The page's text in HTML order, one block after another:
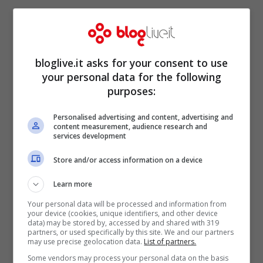
della macchina fotografica che aveva
appunto abbagliato il cantante alla guida
Ora però, a distanza di due anni, il
bloglive.it asks for your consent to use
your personal data for the following
purposes:
Personalised advertising and content, advertising and
content measurement, audience research and
services development
Store and/or access information on a device
Learn more
Your personal data will be processed and information from
your device (cookies, unique identifiers, and other device
data) may be stored by, accessed by and shared with 319
partners, or used specifically by this site. We and our partners
may use precise geolocation data. List of partners.
Some vendors may process your personal data on the basis